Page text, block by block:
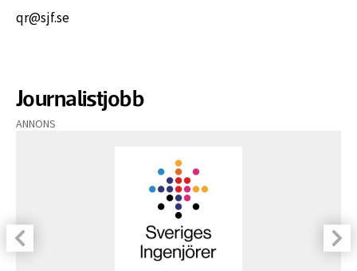
qr@sjf.se
Journalistjobb
ANNONS